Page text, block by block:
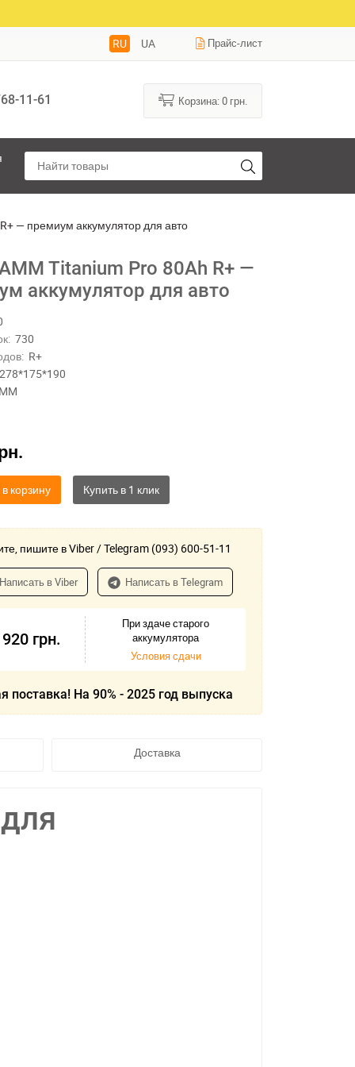
RU UA Прайс-лист
11-61 Корзина:0 грн.
— премиум аккумулятор для авто
Titanium Pro 80Ah R+ —
аккумулятор для авто
730
R+
278*175*190
корзину
пишите в Viber / Telegram (093) 600-51-11
в Viber Написать в Telegram
грн.
При здаче старого
аккумулятора
Условия сдачи
поставка! На 90% - 2025 год выпуска
Доставка